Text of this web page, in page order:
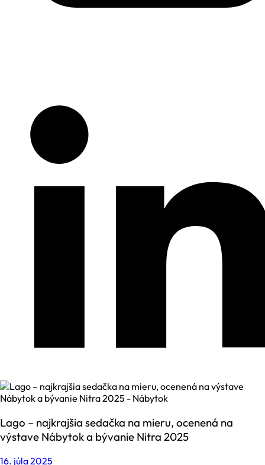
Lago – najkrajšia sedačka na mieru, ocenená na
výstave Nábytok a bývanie Nitra 2025
16. júla 2025